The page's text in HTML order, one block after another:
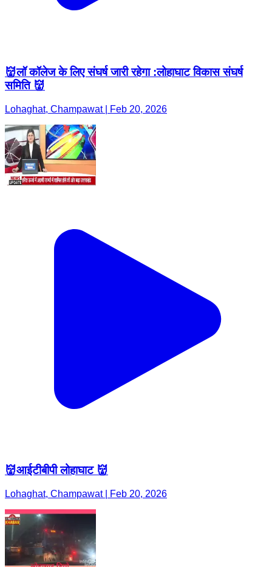
👹लॉ कॉलेज के लिए संघर्ष जारी रहेगा :लोहाघाट विकास संघर्ष
समिति 👹
Lohaghat, Champawat | Feb 20, 2026
👹आईटीबीपी लोहाघाट 👹
Lohaghat, Champawat | Feb 20, 2026